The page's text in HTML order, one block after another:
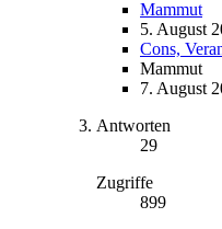
Mammut
5. August
Cons,
Mammut
7. August
Antworten
29
Zugriffe
899